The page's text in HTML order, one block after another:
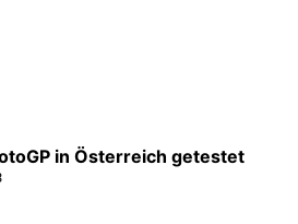
in Österreich getestet